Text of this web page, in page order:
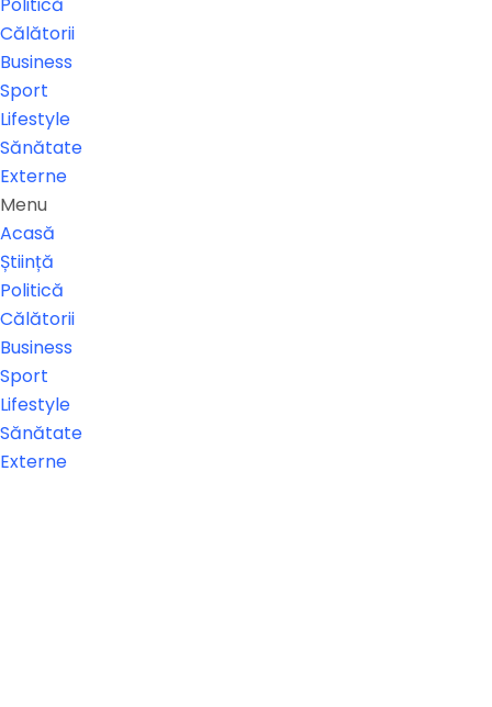
Politică
Călătorii
Business
Sport
Lifestyle
Sănătate
Externe
Menu
Acasă
Știință
Politică
Călătorii
Business
Sport
Lifestyle
Sănătate
Externe